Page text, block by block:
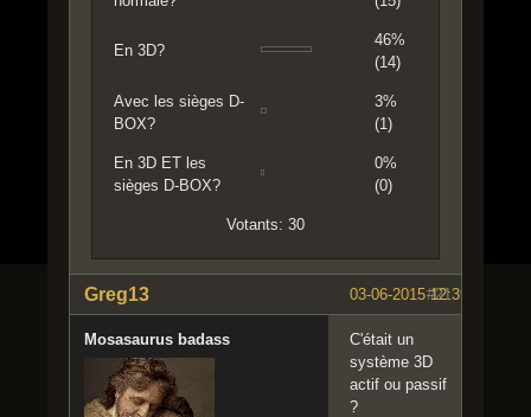
En 3D?
46%
(14)
Avec les sièges D-
BOX?
3%
(1)
En 3D ET les
sièges D-BOX?
0%
(0)
Votants: 30
#21
03-06-2015 12:39:05
Greg13
Mosasaurus badass
C'était un
système 3D
actif ou passif
?